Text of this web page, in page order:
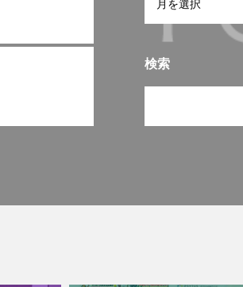
検索